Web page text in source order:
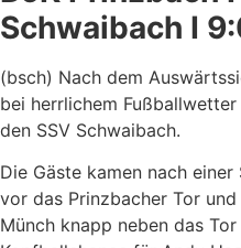
Schwaibach I
(bsch) Nach dem
bei herrlichem
den SSV Schwaibach.
Die Gäste kamen nach
vor das Prinzbacher Tor
Münch knapp neben das